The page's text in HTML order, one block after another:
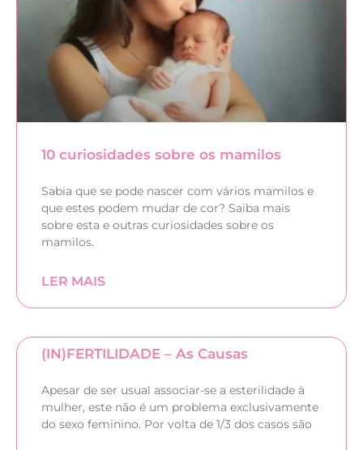
10 curiosidades sobre os mamilos
Sabia que se pode nascer com vários mamilos e
que estes podem mudar de cor? Saiba mais
sobre esta e outras curiosidades sobre os
mamilos.
LER MAIS
(IN)FERTILIDADE – As Causas
Apesar de ser usual associar-se a esterilidade à
mulher, este não é um problema exclusivamente
do sexo feminino. Por volta de 1/3 dos casos são